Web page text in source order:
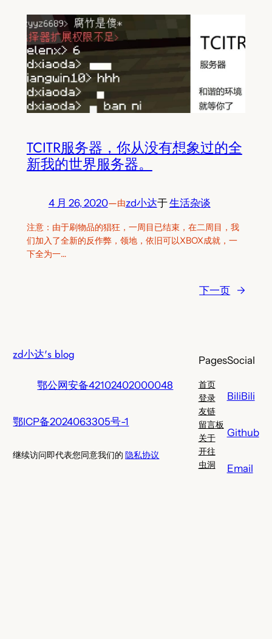
TCITR服务器，你从没有想象过的全
新我的世界服务器。
4 月 26, 2020—由zd小达于生活杂谈
注意：由于刷物品的猖狂，一周目已结束，在二周目，我
们加入了全新的反作弊，领地，依旧可以XBOX成就，一
下全为一…
下一页 →
zd小达's blog
鄂公网安备42102402000048
鄂ICP备2024063305号-1
继续访问即代表您同意我们的隐私协议
Pages
首页
登录
友链
留言板
关于
开往
虫洞
Social
BiliBili
Github
Email